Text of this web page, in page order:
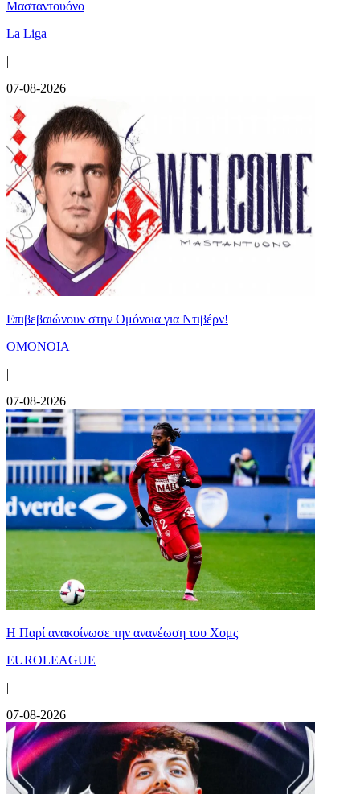
Μασταντουόνο
La Liga
|
07-08-2026
Επιβεβαιώνουν στην Ομόνοια για Ντιβέρν!
ΟΜΟΝΟΙΑ
|
07-08-2026
Η Παρί ανακοίνωσε την ανανέωση του Χομς
EUROLEAGUE
|
07-08-2026